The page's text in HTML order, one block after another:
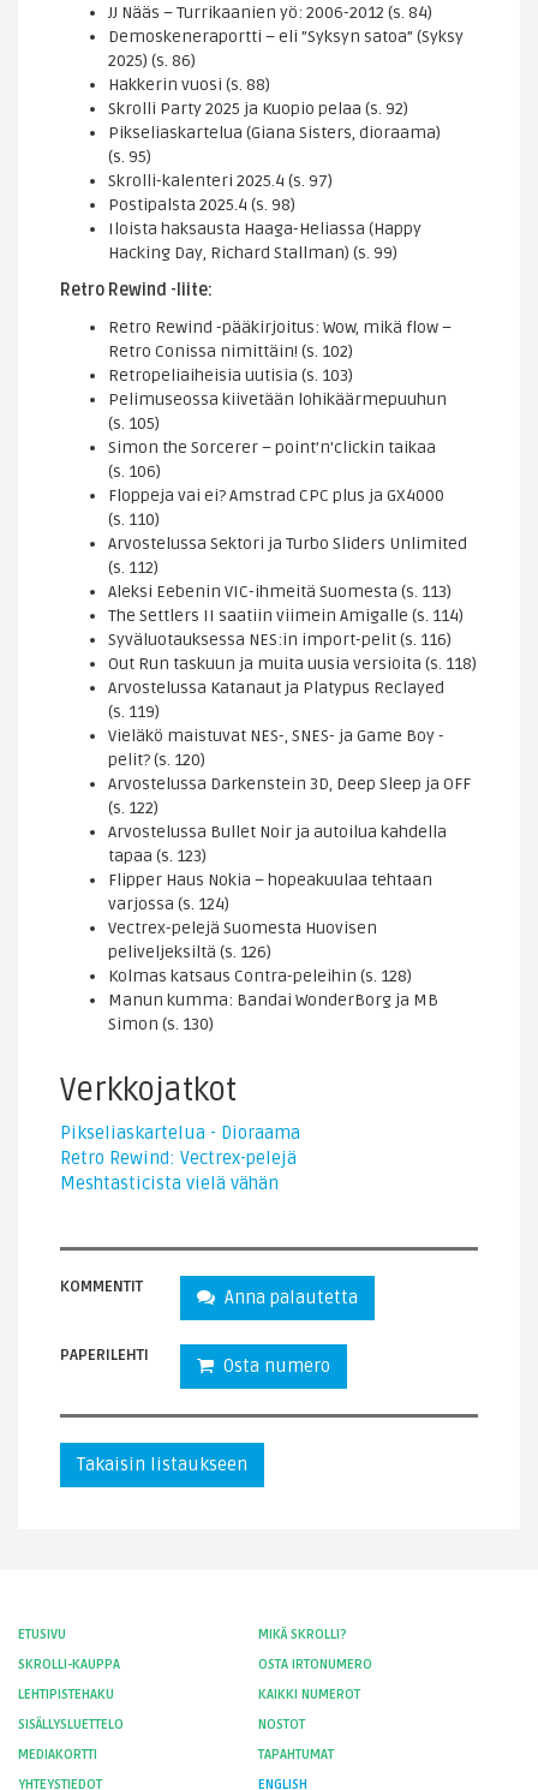
JJ Nääs – Turrikaanien yö: 2006-2012 (s. 84)
Demoskeneraportti – eli ”Syksyn satoa” (Syksy
2025) (s. 86)
Hakkerin vuosi (s. 88)
Skrolli Party 2025 ja Kuopio pelaa (s. 92)
Pikseliaskartelua (Giana Sisters, dioraama)
(s. 95)
Skrolli-kalenteri 2025.4 (s. 97)
Postipalsta 2025.4 (s. 98)
Iloista haksausta Haaga-Heliassa (Happy
Hacking Day, Richard Stallman) (s. 99)
Retro Rewind -liite:
Retro Rewind -pääkirjoitus: Wow, mikä flow –
Retro Conissa nimittäin! (s. 102)
Retropeliaiheisia uutisia (s. 103)
Pelimuseossa kiivetään lohikäärmepuuhun
(s. 105)
Simon the Sorcerer – point’n’clickin taikaa
(s. 106)
Floppeja vai ei? Amstrad CPC plus ja GX4000
(s. 110)
Arvostelussa Sektori ja Turbo Sliders Unlimited
(s. 112)
Aleksi Eebenin VIC-ihmeitä Suomesta (s. 113)
The Settlers II saatiin viimein Amigalle (s. 114)
Syväluotauksessa NES:in import-pelit (s. 116)
Out Run taskuun ja muita uusia versioita (s. 118)
Arvostelussa Katanaut ja Platypus Reclayed
(s. 119)
Vieläkö maistuvat NES-, SNES- ja Game Boy -
pelit? (s. 120)
Arvostelussa Darkenstein 3D, Deep Sleep ja OFF
(s. 122)
Arvostelussa Bullet Noir ja autoilua kahdella
tapaa (s. 123)
Flipper Haus Nokia – hopeakuulaa tehtaan
varjossa (s. 124)
Vectrex-pelejä Suomesta Huovisen
peliveljeksiltä (s. 126)
Kolmas katsaus Contra-peleihin (s. 128)
Manun kumma: Bandai WonderBorg ja MB
Simon (s. 130)
Verkkojatkot
Pikseliaskartelua - Dioraama
Retro Rewind: Vectrex-pelejä
Meshtasticista vielä vähän
KOMMENTIT Anna palautetta
PAPERILEHTI Osta numero
Takaisin listaukseen
ETUSIVU
MIKÄ SKROLLI?
SKROLLI-KAUPPA
OSTA IRTONUMERO
LEHTIPISTEHAKU
KAIKKI NUMEROT
SISÄLLYSLUETTELO
NOSTOT
MEDIAKORTTI
TAPAHTUMAT
YHTEYSTIEDOT
ENGLISH